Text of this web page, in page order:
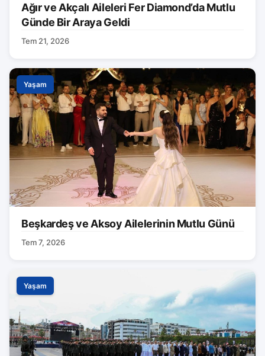
Ağır ve Akçalı Aileleri Fer Diamond’da Mutlu
Günde Bir Araya Geldi
Tem 21, 2026
Yaşam
Beşkardeş ve Aksoy Ailelerinin Mutlu Günü
Tem 7, 2026
Yaşam